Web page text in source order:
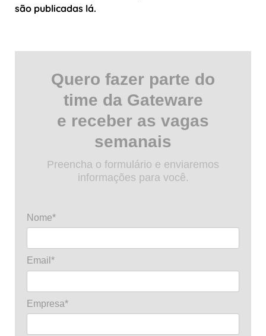
são publicadas lá.
Quero fazer parte do
time da Gateware
e receber as vagas
semanais
Preencha o formulário e enviaremos
informações para você.
Nome*
Email*
Empresa*